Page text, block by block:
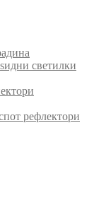
светилки
рефлектори